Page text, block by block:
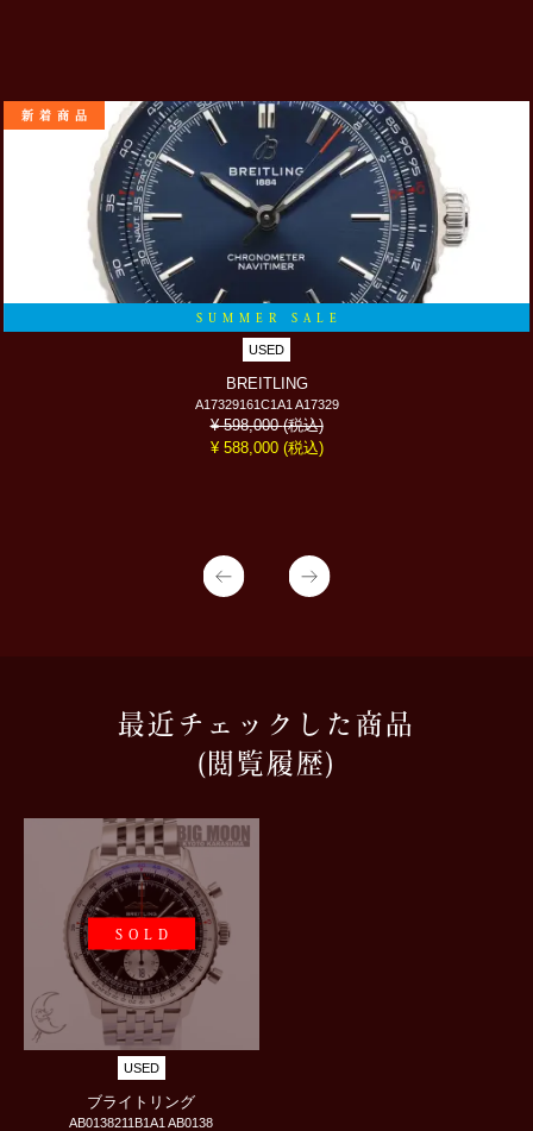
SUMMER SALE
USED
BREITLING
A17329161C1A1 A17329
¥ 598,000(税込)
¥ 588,000 (税込)
新着商品
最近チェックした商品
(閲覧履歴)
SOLD
USED
ブライトリング
AB0138211B1A1 AB0138